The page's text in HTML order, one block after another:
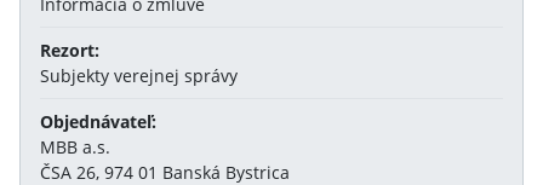
Rezort:
Subjekty verejnej správy
Objednávateľ:
MBB a.s.
ČSA 26, 974 01 Banská Bystrica